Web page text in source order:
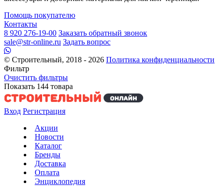
Помощь покупателю
Контакты
8 920 276-19-00 Заказать обратный звонок
sale@str-online.ru Задать вопрос
© Строительный, 2018 - 2026 Политика конфиденциальности
Фильтр
Очистить фильтры
Показать 144 товара
Вход Регистрация
Акции
Новости
Каталог
Бренды
Доставка
Оплата
Энциклопедия